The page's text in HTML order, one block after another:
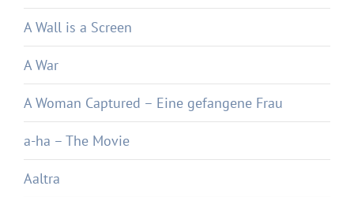
A Wall is a Screen
A War
A Woman Captured – Eine gefangene Frau
a-ha – The Movie
Aaltra